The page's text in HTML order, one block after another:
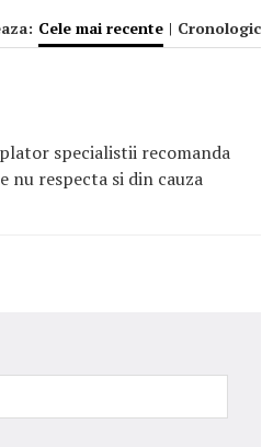
Cele mai recente | Cronologic
specialistii recomanda
nu respecta si din cauza